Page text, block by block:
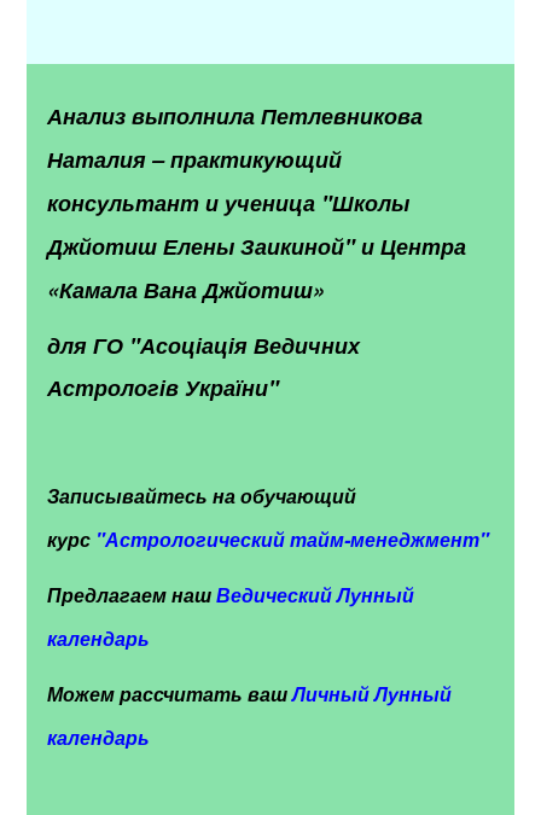
Анализ выполнила Петлевникова
Наталия – практикующий
консультант и ученица "Школы
Джйотиш Елены Заикиной" и Центра
«Камала Вана Джйотиш»
для ГО "Асоціація Ведичних
Астрологів України"
Записывайтесь на обучающий
курс "Астрологический тайм-менеджмент"
Предлагаем нашВедический Лунный
календарь
Можем рассчитать вашЛичный Лунный
календарь